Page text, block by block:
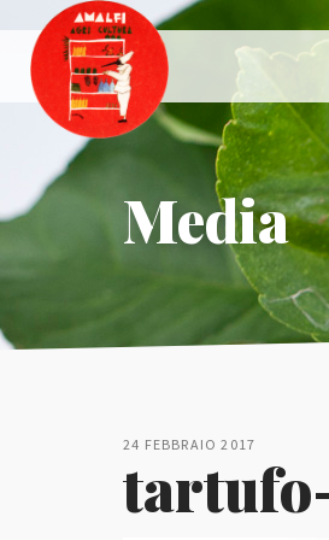
Media
24 FEBBRAIO 2017